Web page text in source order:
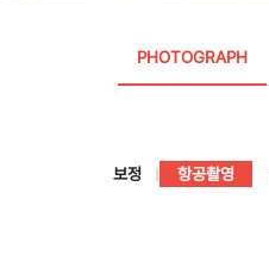
PHOTOGRAPH
보정 항공촬영